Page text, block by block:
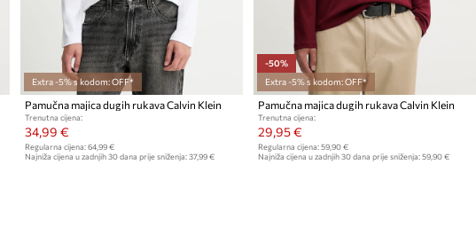
Extra -5% s kodom: OFF*
Pamučna majica dugih rukava Calvin Klein
Trenutna cijena:
34,99 €
Regularna cijena: 64,99 €
Najniža cijena u zadnjih 30 dana prije sniženja: 37,99 €
-50%
Extra -5% s kodom: OFF*
Pamučna majica dugih rukava Calvin Klein
Trenutna cijena:
29,95 €
Regularna cijena: 59,90 €
Najniža cijena u zadnjih 30 dana prije sniženja: 59,90 €